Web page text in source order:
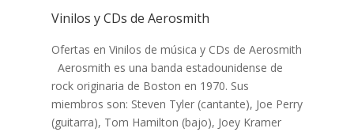
Vinilos y CDs de Aerosmith
Ofertas en Vinilos de música y CDs de Aerosmith
Aerosmith es una banda estadounidense de
rock ​originaria de Boston en 1970. Sus
miembros son: Steven Tyler (cantante), Joe Perry
(guitarra), Tom Hamilton (bajo), Joey Kramer